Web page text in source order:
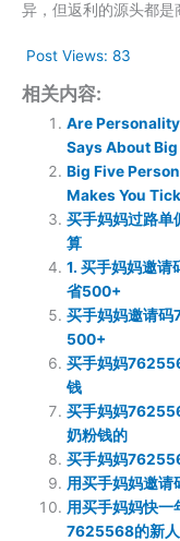
异，但返利的源头都是
Post Views: 83
相关内容:
Are
Says About
Big Five
Makes You Tick
买手妈妈过路
算
1. 买手妈妈邀
省500+
买手妈妈邀请
500+
买手妈妈
钱
买手妈妈
奶粉钱的
买手妈妈
用买手妈妈邀
用买手妈妈快一
7625568的新人